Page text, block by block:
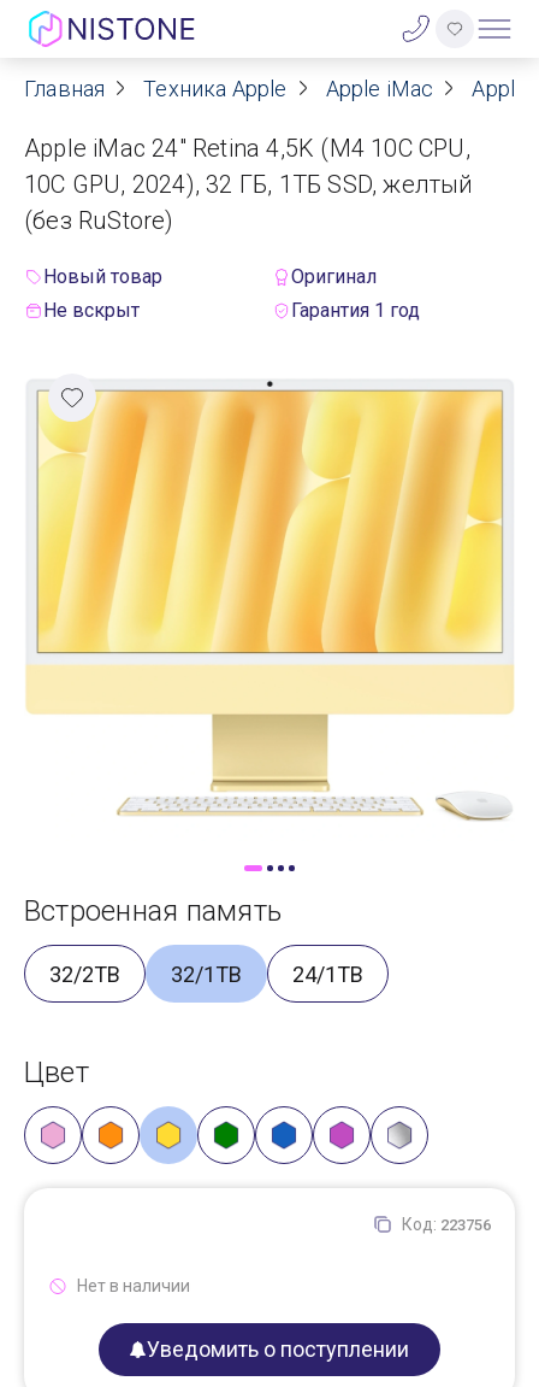
Акции
О нас
Блог
Договор оферты
Контакты
Гарантия
Оплата
Доставка
Самовывоз
Главная Техника Apple Apple iMac Apple
Apple iMac 24" Retina 4,5K (M4 10C CPU,
10C GPU, 2024), 32 ГБ, 1ТБ SSD, желтый
(без RuStore)
Новый товар
Оригинал
Не вскрыт
Гарантия 1 год
Встроенная память
32/2TB 32/1TB 24/1TB
Цвет
Код: 223756
Нет в наличии
Уведомить о поступлении